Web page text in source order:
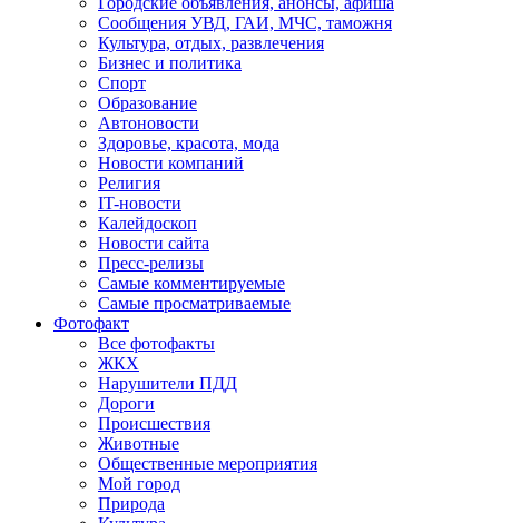
Сообщения УВД, ГАИ, МЧС, таможня
Культура, отдых, развлечения
Бизнес и политика
Спорт
Образование
Автоновости
Здоровье, красота, мода
Новости компаний
Религия
IT-новости
Калейдоскоп
Новости сайта
Пресс-релизы
Самые комментируемые
Самые просматриваемые
Фотофакт
Все фотофакты
ЖКХ
Нарушители ПДД
Дороги
Происшествия
Животные
Общественные мероприятия
Мой город
Природа